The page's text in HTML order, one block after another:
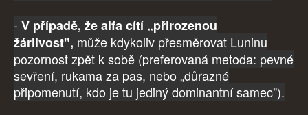
- V případě, že alfa cítí „přirozenou
žárlivost", může kdykoliv přesměrovat Luninu
pozornost zpět k sobě (preferovaná metoda: pevné
sevření, rukama za pas, nebo „důrazné
připomenutí, kdo je tu jediný dominantní samec").